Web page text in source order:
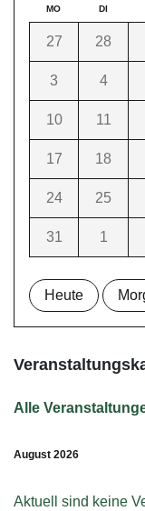
MO DI
27 28
3 4
10 11
17 18
24 25
31 1
Heute
Alle
August 2026
Aktuell sind keine